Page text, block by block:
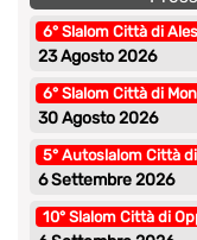
6° Slalom Città di
23 Agosto 2026
6° Slalom Città di
30 Agosto 2026
5° Autoslalom Città
6 Settembre 2026
10° Slalom Città di